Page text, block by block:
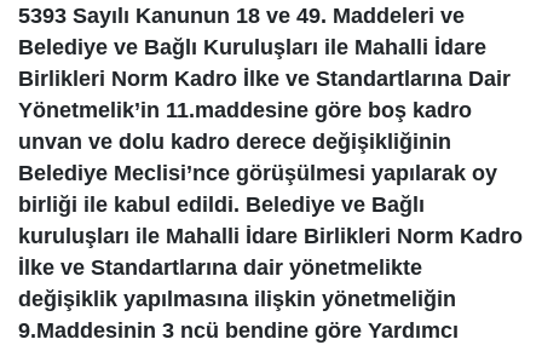
5393 Sayılı Kanunun 18 ve 49. Maddeleri ve
Belediye ve Bağlı Kuruluşları ile Mahalli İdare
Birlikleri Norm Kadro İlke ve Standartlarına Dair
Yönetmelik’in 11.maddesine göre boş kadro
unvan ve dolu kadro derece değişikliğinin
Belediye Meclisi’nce görüşülmesi yapılarak oy
birliği ile kabul edildi. Belediye ve Bağlı
kuruluşları ile Mahalli İdare Birlikleri Norm Kadro
İlke ve Standartlarına dair yönetmelikte
değişiklik yapılmasına ilişkin yönetmeliğin
9.Maddesinin 3 ncü bendine göre Yardımcı